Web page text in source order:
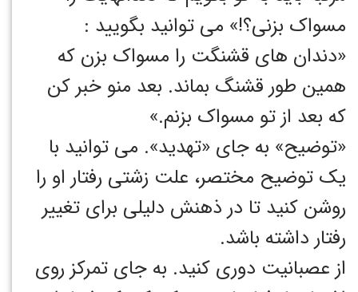
مسواک بزنی؟!» می توانید بگویید :
«دندان های قشنگت را مسواک بزن که
همین طور قشنگ بماند. بعد منو خبر کن
که بعد از تو مسواک بزنم.»
«توضیح» به جای «تهدید». می توانید با
یک توضیح مختصر، علت زشتی رفتار او را
روشن کنید تا در ذهنش دلیلی برای تغییر
رفتار داشته باشد.
از عصبانیت دوری کنید. به جای تمرکز روی